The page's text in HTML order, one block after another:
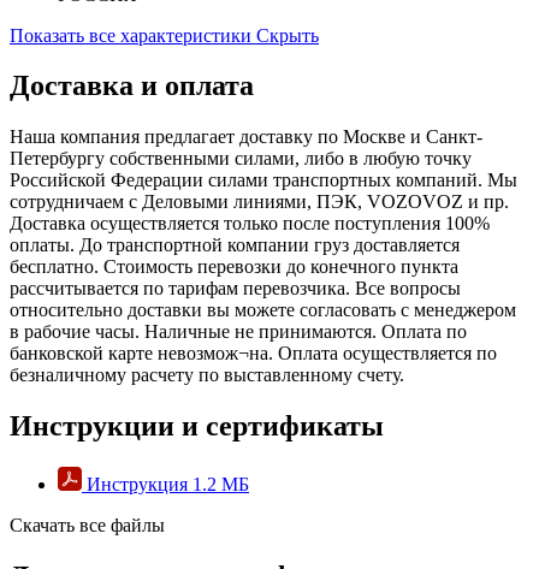
Показать все характеристики Скрыть
Доставка и оплата
Наша компания предлагает доставку по Москве и Санкт-
Петербургу собственными силами, либо в любую точку
Российской Федерации силами транспортных компаний. Мы
сотрудничаем с Деловыми линиями, ПЭК, VOZOVOZ и пр.
Доставка осуществляется только после поступления 100%
оплаты. До транспортной компании груз доставляется
бесплатно. Стоимость перевозки до конечного пункта
рассчитывается по тарифам перевозчика. Все вопросы
относительно доставки вы можете согласовать с менеджером
в рабочие часы. Наличные не принимаются. Оплата по
банковской карте невозмож¬на. Оплата осуществляется по
безналичному расчету по выставленному счету.
Инструкции и сертификаты
Инструкция 1.2 MБ
Скачать все файлы